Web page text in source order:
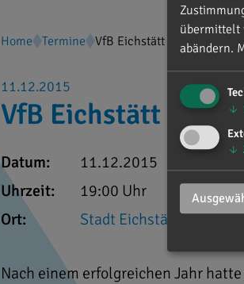
Home Termine VfB Eichstätt -
11.12.2015
VfB Eichstätt -
Datum:
11.12.2015
Uhrzeit:
19:00 Uhr
Ort:
Stadt Eichstätt
Nach einem erfolgreichen Jahr
übermittelt
abändern.
↓
↓